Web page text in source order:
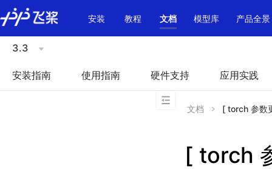
\u200E
安装
教程 文档 模型库 产品全景
3.3
安装指南 使用指南 硬件支持 应用实践
文档 [ torch 参数
[ torch